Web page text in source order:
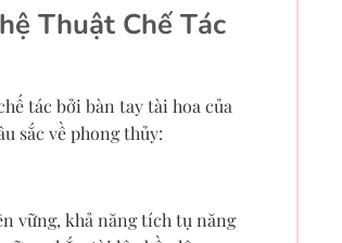
Thuật Chế Tác
tác bởi bàn tay tài hoa của
sắc về phong thủy:
vững, khả năng tích tụ năng